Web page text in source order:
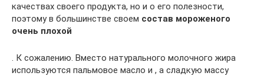
качествах своего продукта, но и о его полезности,
поэтому в большинстве своем состав мороженого
очень плохой
. К сожалению. Вместо натурального молочного жира
используются пальмовое масло и , а сладкую массу